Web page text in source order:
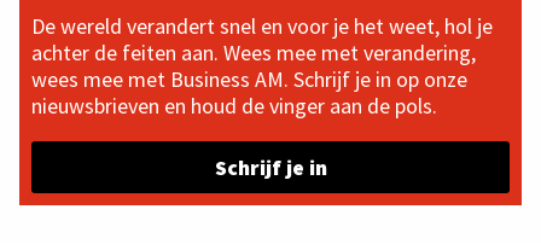
De wereld verandert snel en voor je het weet, hol je
achter de feiten aan. Wees mee met verandering,
wees mee met Business AM. Schrijf je in op onze
nieuwsbrieven en houd de vinger aan de pols.
Schrijf je in